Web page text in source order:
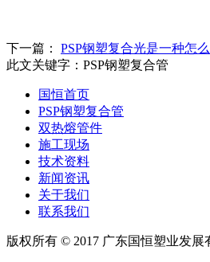
下一篇： PSP钢塑复合光是一种怎
此文关键字： PSP钢塑复合管
国恒首页
PSP钢塑复合管
双热熔管件
施工现场
技术资料
新闻资讯
关于我们
联系我们
版权所有 © 2017 广东国恒塑业发